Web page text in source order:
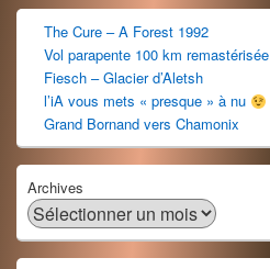
The Cure – A Forest 1992
Vol parapente 100 km remastérisée
Fiesch – Glacier d’Aletsh
l’iA vous mets « presque » à nu
Grand Bornand vers Chamonix
Archives